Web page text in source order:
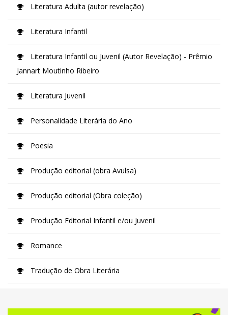
Literatura Adulta (autor revelação)
Literatura Infantil
Literatura Infantil ou Juvenil (Autor Revelação) - Prêmio
Jannart Moutinho Ribeiro
Literatura Juvenil
Personalidade Literária do Ano
Poesia
Produção editorial (obra Avulsa)
Produção editorial (Obra coleção)
Produção Editorial Infantil e/ou Juvenil
Romance
Tradução de Obra Literária